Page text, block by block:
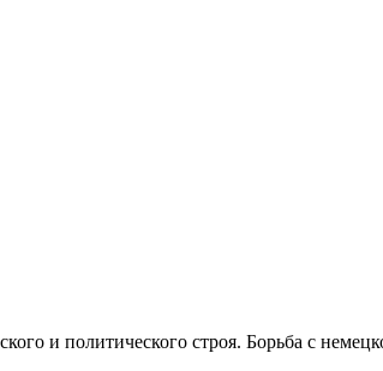
и политического строя. Борьба с